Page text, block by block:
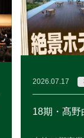
2026.07.17
18期・髙野